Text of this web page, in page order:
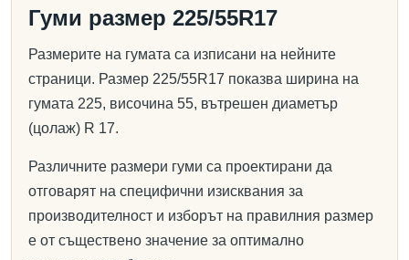
Гуми размер 225/55R17
Размерите на гумата са изписани на нейните
страници. Размер 225/55R17 показва ширина на
гумата 225, височина 55, вътрешен диаметър
(цолаж) R 17.
Различните размери гуми са проектирани да
отговарят на специфични изисквания за
производителност и изборът на правилния размер
е от съществено значение за оптимално